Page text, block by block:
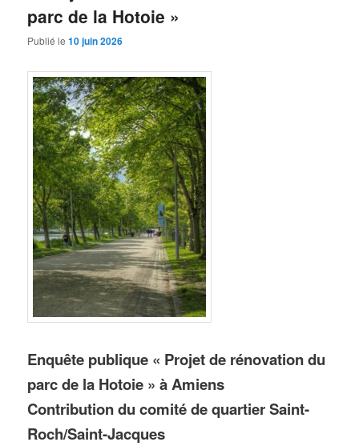
parc de la Hotoie »
Publié le10 juin 2026
Enquête publique « Projet de rénovation du
parc de la Hotoie » à Amiens
Contribution du comité de quartier Saint-
Roch/Saint-Jacques